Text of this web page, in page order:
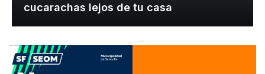
cucarachas lejos de tu casa